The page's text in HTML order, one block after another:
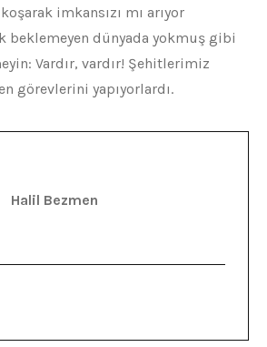
imkansızı mı arıyor
beklemeyen dünyada yokmuş gibi
Vardır, vardır! Şehitlerimiz
görevlerini yapıyorlardı.
Halil Bezmen